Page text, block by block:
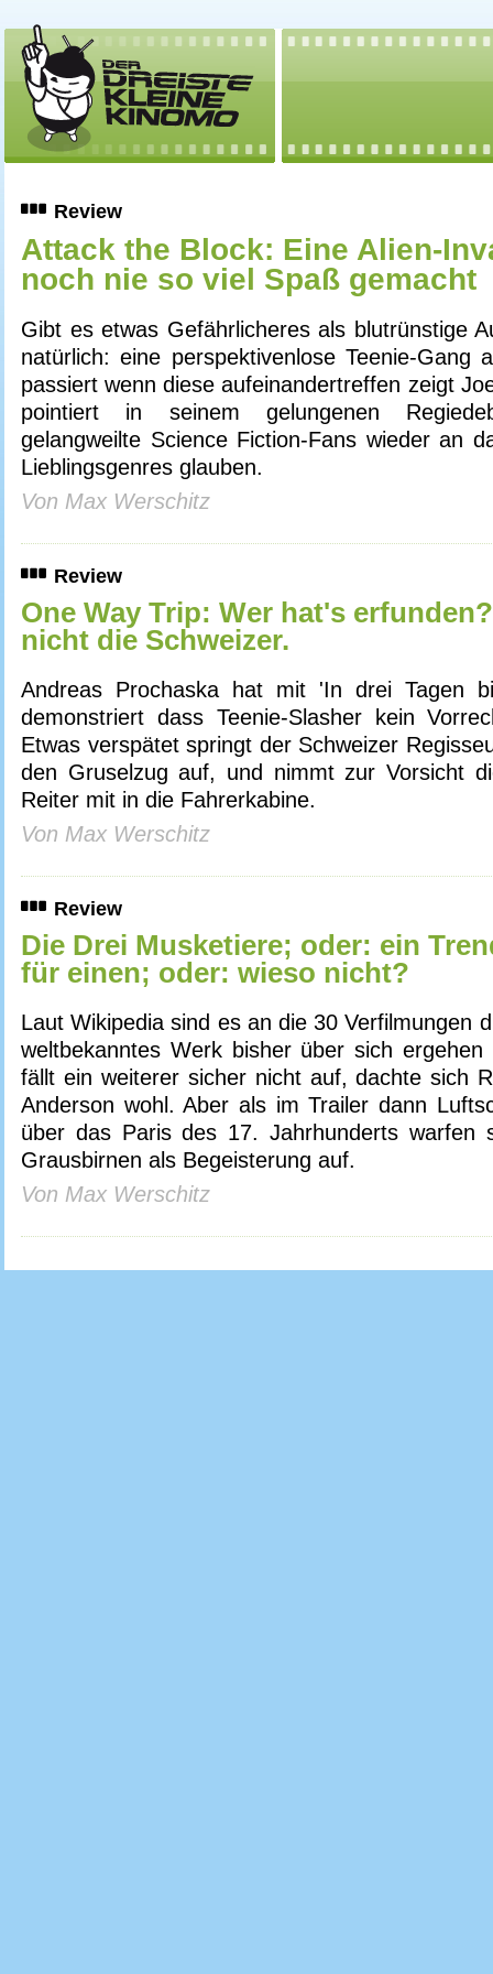
Review
Attack the Block: Eine Alien-
noch nie so viel Spaß gemacht
Gibt es etwas Gefährlicheres als blutrünstige
natürlich: eine perspektivenlose Teenie-Gang
passiert wenn diese aufeinandertreffen zeigt
pointiert in seinem gelungenen
gelangweilte Science Fiction-Fans wieder an
Lieblingsgenres glauben.
Von Max Werschitz
Review
One Way Trip: Wer hat's
nicht die Schweizer.
Andreas Prochaska hat mit 'In drei Tagen
demonstriert dass Teenie-Slasher kein
Etwas verspätet springt der Schweizer
den Gruselzug auf, und nimmt zur Vorsicht
Reiter mit in die Fahrerkabine.
Von Max Werschitz
Review
Die Drei Musketiere; oder: ein
für einen; oder: wieso nicht?
Laut Wikipedia sind es an die 30 Verfilmungen
weltbekanntes Werk bisher über sich
fällt ein weiterer sicher nicht auf, dachte sich
Anderson wohl. Aber als im Trailer dann
über das Paris des 17. Jahrhunderts warfen
Grausbirnen als Begeisterung auf.
Von Max Werschitz